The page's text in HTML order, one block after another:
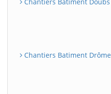
Chantiers Batiment Drôme